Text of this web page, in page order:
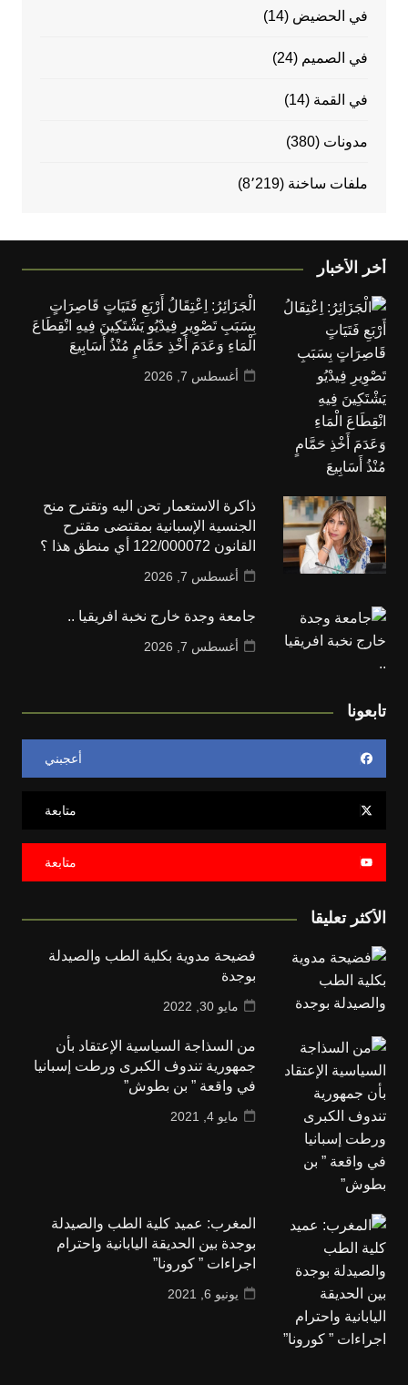
في الحضيض (14)
في الصميم (24)
في القمة (14)
مدونات (380)
ملفات ساخنة (8٬219)
أخر الأخبار
الْجَزَائِرُ: اِعْتِقَالُ أَرْبَعِ فَتَيَاتٍ قَاصِرَاتٍ
بِسَبَبِ تَصْوِيرِ فِيدْيُو يَشْتَكِينَ فِيهِ انْقِطَاعَ
الْمَاءِ وَعَدَمَ أَخْذِ حَمَّامٍ مُنْذُ أَسَابِيعَ
أغسطس 7, 2026
ذاكرة الاستعمار تحن اليه وتقترح منح
الجنسية الإسبانية بمقتضى مقترح
القانون 122/000072 أي منطق هذا ؟
أغسطس 7, 2026
جامعة وجدة خارج نخبة افريقيا ..
أغسطس 7, 2026
تابعونا
أعجبني
متابعة
متابعة
الأكثر تعليقا
فضيحة مدوية بكلية الطب والصيدلة
بوجدة
مايو 30, 2022
من السذاجة السياسية الإعتقاد بأن
جمهورية تندوف الكبرى ورطت إسبانيا
في واقعة ” بن بطوش”
مايو 4, 2021
المغرب: عميد كلية الطب والصيدلة
بوجدة بين الحديقة اليابانية واحترام
اجراءات ” كورونا”
يونيو 6, 2021